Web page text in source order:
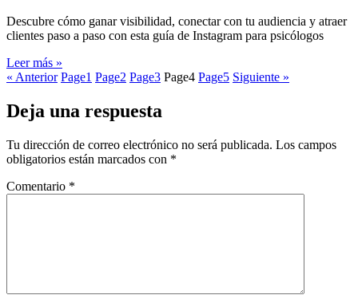
Descubre cómo ganar visibilidad, conectar con tu audiencia y atraer
clientes paso a paso con esta guía de Instagram para psicólogos
Leer más »
« Anterior Page1 Page2 Page3 Page4 Page5 Siguiente »
Deja una respuesta
Tu dirección de correo electrónico no será publicada. Los campos
obligatorios están marcados con *
Comentario *